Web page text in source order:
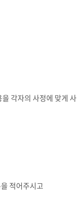
각자의 사정에 맞게
적어주시고